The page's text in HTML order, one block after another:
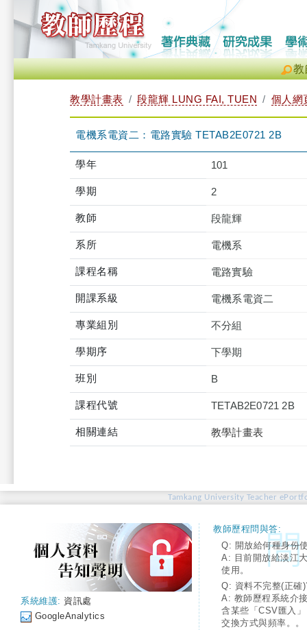
教
教學計畫表 段龍輝 LUNG FAI, TUEN 個人網
電機系電資二：電路實驗 TETAB2E0721 2B
學年 101
學期 2
教師 段龍輝
系所 電機系
課程名稱 電路實驗
開課系級 電機系電資二
專業組別 不分組
學期序 下學期
班別 B
課程代號 TETAB2E0721 2B
相關連結 教學計畫表
Tamkang University Teacher
系統維護: 資訊處
GoogleAnalytics
教師歷程問與答:
Q: 開放給何種身份
A: 目前開放給淡江
使用。
Q: 資料不完整(正確
A: 教師歷程系統介
含某些「CSV匯入
交換方式與頻率。。